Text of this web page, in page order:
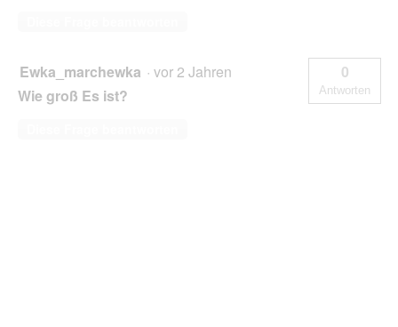
Ewka_marchewka · vor 2 Jahren
Wie groß Es ist?
0
Antworten